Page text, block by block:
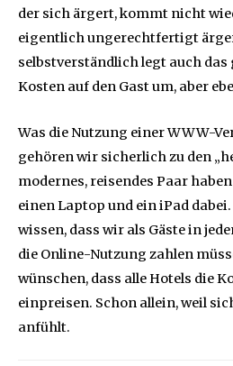
der sich ärgert, kommt nicht
eigentlich ungerechtfertigt
selbstverständlich legt auch
Kosten auf den Gast um, aber
Was die Nutzung einer WWW-
gehören wir sicherlich zu den
modernes, reisendes Paar
einen Laptop und ein iPad
wissen, dass wir als Gäste in
die Online-Nutzung zahlen
wünschen, dass alle Hotels die
einpreisen. Schon allein, weil
anfühlt.